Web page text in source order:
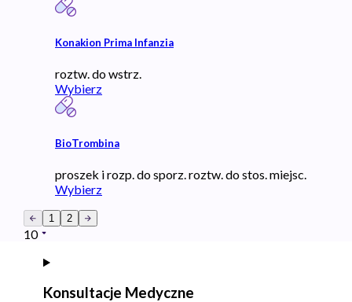
Konakion Prima Infanzia
roztw. do wstrz.
Wybierz
BioTrombina
proszek i rozp. do sporz. roztw. do stos. miejsc.
Wybierz
1 2
10
Konsultacje Medyczne